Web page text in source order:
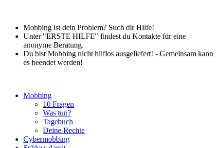
Mobbing ist dein Problem? Such dir Hilfe!
Unter "ERSTE HILFE" findest du Kontakte für eine
anonyme Beratung.
Du bist Mobbing nicht hilflos ausgeliefert! - Gemeinsam kann
es beendet werden!
Mobbing
10 Fragen
Was tun?
Tagebuch
Deine Rechte
Cybermobbing